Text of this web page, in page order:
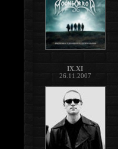
IX.XI
26.11.2007